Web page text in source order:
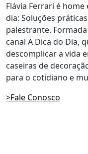
Flávia Ferrari é
dia: Soluções
palestrante.
canal A Dica do Dia,
descomplicar a vida
caseiras de
para o cotidiano e
>Fale Conosco